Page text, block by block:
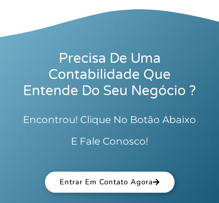
Precisa De Uma
Contabilidade Que
Entende Do Seu Negócio ?
Encontrou! Clique No Botão Abaixo
E Fale Conosco!
Entrar Em Contato Agora